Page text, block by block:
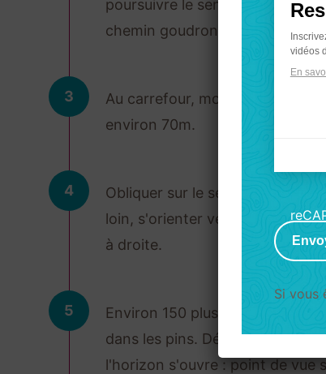
poursuivre le sentier en face
chemin goudronné et continuer
3
Au carrefour, monter la piste en
environ 70m.
4
Obliquer sur le sentier à gauche
loin, s'orienter vers la gauche
à droite.
5
Environ 150 plus loin, tourner à
dans les pins. Dépasser une
l'horizon s'ouvre : point de vue
vidéos
En
Si vous